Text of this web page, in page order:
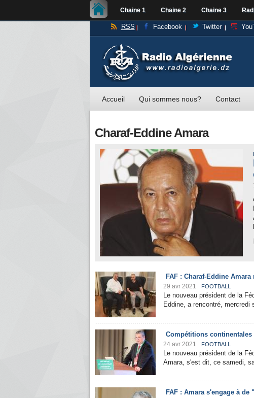
Chaine 1 Chaine 2 Chaine 3
RSS Facebook Twitter
Accueil Qui sommes nous? Contact
Charaf-Eddine Amara
FAF : Charaf-Eddine
29 avr 2021 FOOTBALL
Le nouveau président de la
Eddine, a rencontré, mercredi
Compétitions
24 avr 2021 FOOTBALL
Le nouveau président de la
Amara, s'est dit, ce samedi,
FAF : Amara s'engage à